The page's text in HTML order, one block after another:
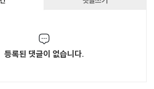
등록된 댓글이 없습니다.